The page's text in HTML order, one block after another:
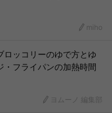
miho
ロッコリーのゆで方とゆ
・フライパンの加熱時間
ヨムーノ 編集部